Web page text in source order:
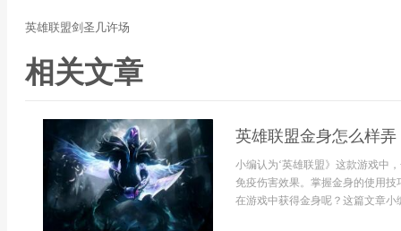
英雄联盟剑圣几许场
相关文章
英雄联盟金身怎么样弄
小编认为‘英雄联盟》这款游戏中
免疫伤害效果。掌握金身的使用
在游戏中获得金身呢？这篇文章小